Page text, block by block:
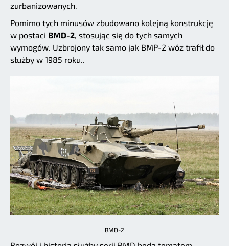
zurbanizowanych.
Pomimo tych minusów zbudowano kolejną konstrukcję
w postaci BMD-2, stosując się do tych samych
wymogów. Uzbrojony tak samo jak BMP-2 wóz trafił do
służby w 1985 roku..
BMD-2